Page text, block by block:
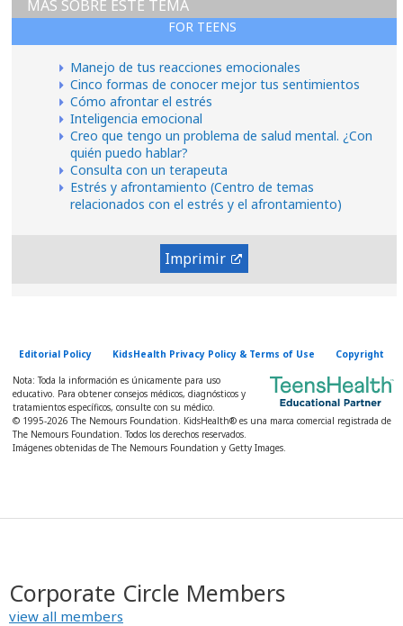
FOR TEENS
MÁS SOBRE ESTE TEMA
Manejo de tus reacciones emocionales
Cinco formas de conocer mejor tus sentimientos
Cómo afrontar el estrés
Inteligencia emocional
Creo que tengo un problema de salud mental. ¿Con
quién puedo hablar?
Consulta con un terapeuta
Estrés y afrontamiento (Centro de temas
relacionados con el estrés y el afrontamiento)
Imprimir
Editorial Policy KidsHealth Privacy Policy & Terms of Use Copyright
Nota: Toda la información es únicamente para uso
educativo. Para obtener consejos médicos, diagnósticos y
tratamientos específicos, consulte con su médico.
© 1995-2026 The Nemours Foundation. KidsHealth® es una marca comercial registrada de
The Nemours Foundation. Todos los derechos reservados.
Imágenes obtenidas de The Nemours Foundation y Getty Images.
Corporate Circle Members
view all members